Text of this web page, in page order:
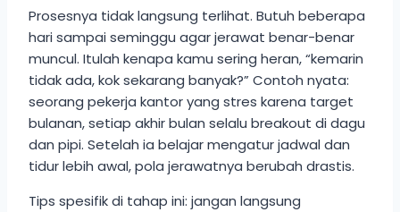
Prosesnya tidak langsung terlihat. Butuh beberapa
hari sampai seminggu agar jerawat benar-benar
muncul. Itulah kenapa kamu sering heran, “kemarin
tidak ada, kok sekarang banyak?” Contoh nyata:
seorang pekerja kantor yang stres karena target
bulanan, setiap akhir bulan selalu breakout di dagu
dan pipi. Setelah ia belajar mengatur jadwal dan
tidur lebih awal, pola jerawatnya berubah drastis.
Tips spesifik di tahap ini: jangan langsung